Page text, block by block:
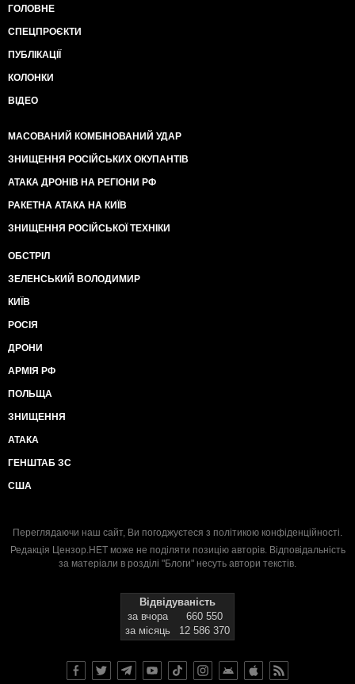
ГОЛОВНЕ
СПЕЦПРОЄКТИ
ПУБЛІКАЦІЇ
КОЛОНКИ
ВІДЕО
МАСОВАНИЙ КОМБІНОВАНИЙ УДАР
ЗНИЩЕННЯ РОСІЙСЬКИХ ОКУПАНТІВ
АТАКА ДРОНІВ НА РЕГІОНИ РФ
РАКЕТНА АТАКА НА КИЇВ
ЗНИЩЕННЯ РОСІЙСЬКОЇ ТЕХНІКИ
ОБСТРІЛ
ЗЕЛЕНСЬКИЙ ВОЛОДИМИР
КИЇВ
РОСІЯ
ДРОНИ
АРМІЯ РФ
ПОЛЬЩА
ЗНИЩЕННЯ
АТАКА
ГЕНШТАБ ЗС
США
Переглядаючи наш сайт, Ви погоджуєтеся з політикою конфіденційності.
Редакція Цензор.НЕТ може не поділяти позицію авторів. Відповідальність
за матеріали в розділі "Блоги" несуть автори текстів.
Відвідуваність
за вчора
660 550
за місяць
12 586 370